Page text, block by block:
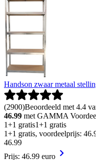
Handson zwaar metaal
(2900)Beoordeeld met 4.4
46.99 met GAMMA
1+1 gratis1+1 gratis
1+1 gratis, voordeelprijs:
46.99
Prijs: 46.99 euro